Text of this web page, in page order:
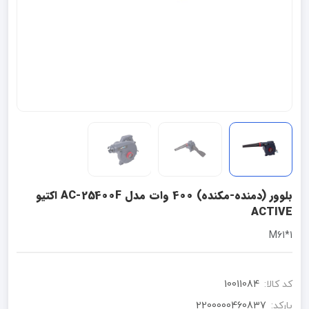
بلوور (دمنده-مکنده) 400 وات مدل AC-25400F اکتیو
ACTIVE
1*M61
کد کالا: 10011084
بارکد: 2200000460837